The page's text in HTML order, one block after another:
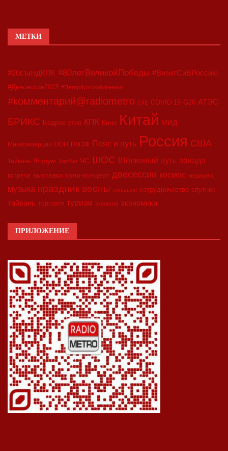
МЕТКИ
#20съездКПК #80летВеликойПобеды #ВизитСиВРоссию
#Двесессии2023 #Петербургскийдневник
#комментарий@radiometro CIIE COVID-19 G20 АТЭС
БРИКС Бодрое утро КПК Кино Китай МИД
Минкоммерции ООН ПМЭФ Пояс и путь Россия США
Тайвань Форум Харбин ЧС ШОС Шёлковый путь азиада
встреча выставка гала-концерт двесессии космос медицина
музыка праздник весны синьцзян сотрудничество спутник
тайвань торговля туризм экология экономика
ПРИЛОЖЕНИЕ